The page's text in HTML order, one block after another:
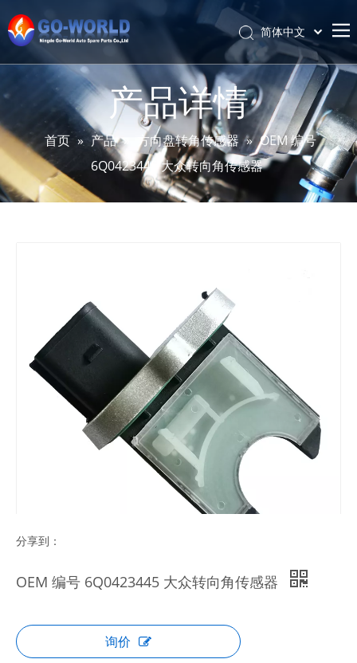
关于我们
产品
服务与定制
资讯
简体中文
Português
Español
Pусский
Latine
Français
English
产品详情
首页 » 产品 » 方向盘转角传感器 » OEM 编号
6Q0423445 大众转向角传感器
分享到：
OEM 编号 6Q0423445 大众转向角传感器
询价